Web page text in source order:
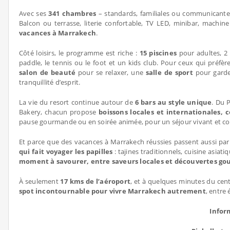
Avec ses341 chambres – standards, familiales ou
Balcon ou terrasse, literie confortable, TV LED, minibar,
vacances à Marrakech.
Côté loisirs, le programme est riche : 15 piscines pour adultes,
paddle, le tennis ou le foot et un kids club. Pour ceux qui
salon de beauté pour se relaxer, une salle de sport pour
tranquillité d’esprit.
La vie du resort continue autour de 6 bars au style unique. Du
Bakery, chacun propose boissons locales et internationales,
pause gourmande ou en soirée animée, pour un séjour vivant et
Et parce que des vacances à Marrakech réussies passent aussi
qui fait voyager les papilles : tajines traditionnels, cuisine
moment à savourer, entre saveurs locales et découvertes
À seulement 17 kms de l’aéroport, et à quelques minutes du
spot incontournable pour vivre Marrakech autrement, entre